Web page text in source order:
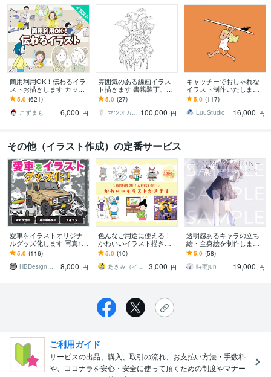
商用利用OK！伝わるイラ
ストお描きします カット
イラストや漫画等、ご希
望に合わせて作成致しま
す！
5.0 (621)
こずまも
6,000 円
雰囲気のある線画イラス
ト描きます 書籍装丁、シ
ョップビジュアルなどに
キャッチーな線画を！
5.0 (27)
マツオカ ヨウスケ 100,000 円
キャッチーでおしゃれな
イラスト制作いたします
グッズ制作からプレゼン
トまで幅広い用途に対応
します
5.0 (117)
LuuStudio
16,000 円
その他（イラスト作成）の定番サービス
愛車をイラストオリジナ
ルグッズ化します 写真1枚
から世界に1つのオーダー
メイド制作
5.0 (116)
HBDesign（エイチビーデザイン）
8,000 円
色んなご用途に使える！
かわいいイラスト描きま
す 商用利用ＯＫ！大量発
注ＯＫ！お気軽にご相談
ください♪
5.0 (10)
あきみ（イラストレーター）
3,000 円
透明感あるキャラの立ち
絵・全身絵を制作します
ご相談のみもお受けして
おります！
5.0 (58)
時雨jun
19,000 円
ご利用ガイド
サービスの出品、購入、取引の流れ、お支払い方法・手数料
や、ココナラを安心・安全に使って頂くための制度やマナー